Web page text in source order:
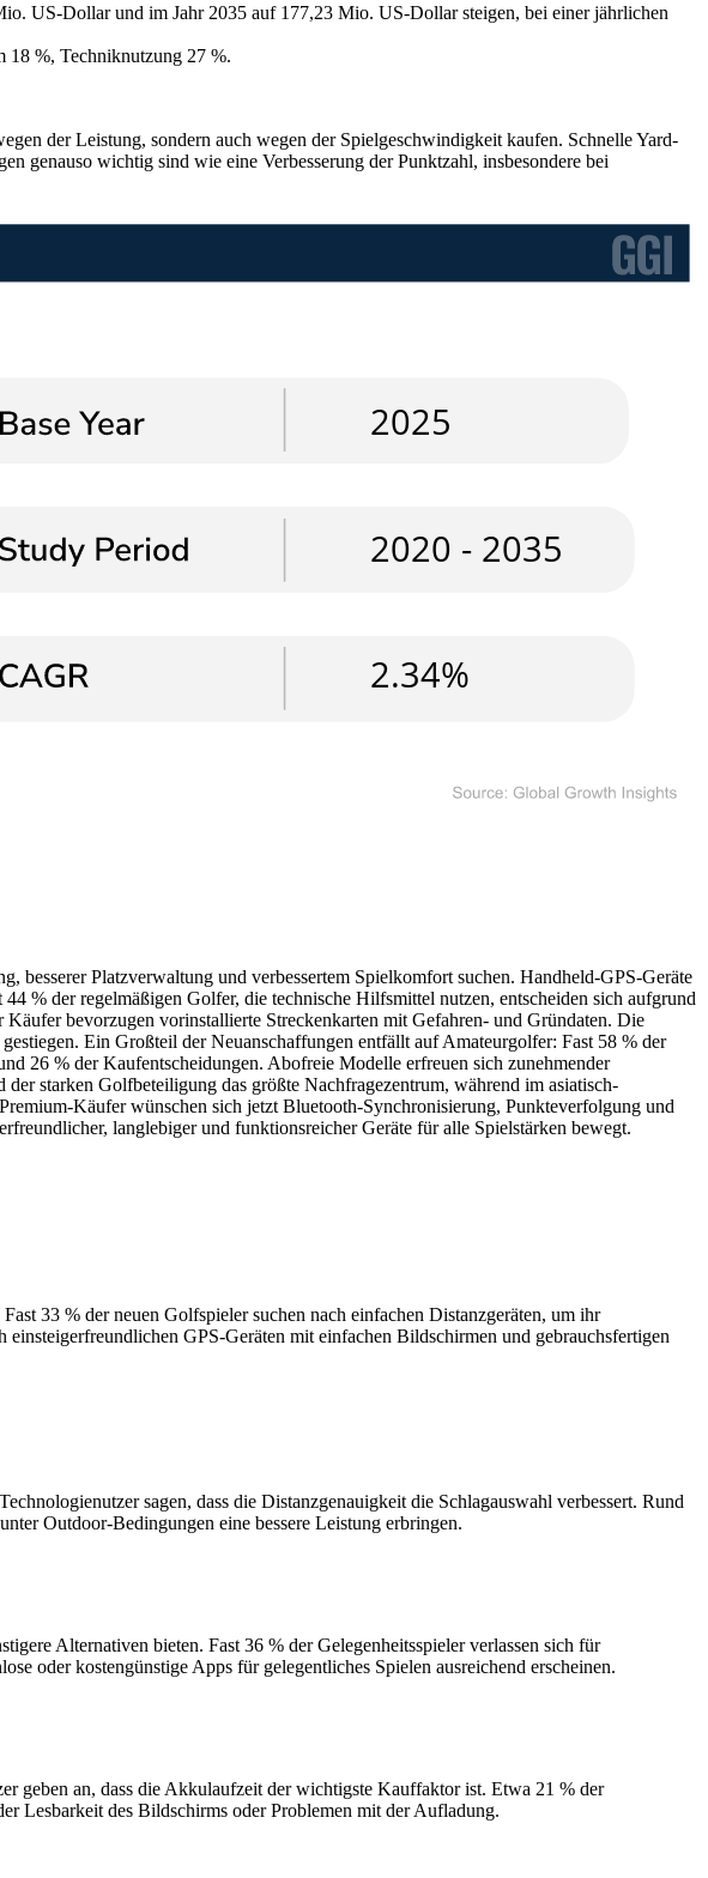
US-Dollar und im Jahr 2035 auf 177,23 Mio. US-Dollar steigen, bei einer jährlichen
18 %, Techniknutzung 27 %.
der Leistung, sondern auch wegen der Spielgeschwindigkeit kaufen. Schnelle Yard-
genauso wichtig sind wie eine Verbesserung der Punktzahl, insbesondere bei
besserer Platzverwaltung und verbessertem Spielkomfort suchen. Handheld-GPS-Geräte
% der regelmäßigen Golfer, die technische Hilfsmittel nutzen, entscheiden sich aufgrund
bevorzugen vorinstallierte Streckenkarten mit Gefahren- und Gründaten. Die
Ein Großteil der Neuanschaffungen entfällt auf Amateurgolfer: Fast 58 % der
26 % der Kaufentscheidungen. Abofreie Modelle erfreuen sich zunehmender
starken Golfbeteiligung das größte Nachfragezentrum, während im asiatisch-
Käufer wünschen sich jetzt Bluetooth-Synchronisierung, Punkteverfolgung und
langlebiger und funktionsreicher Geräte für alle Spielstärken bewegt.
33 % der neuen Golfspieler suchen nach einfachen Distanzgeräten, um ihr
GPS-Geräten mit einfachen Bildschirmen und gebrauchsfertigen
sagen, dass die Distanzgenauigkeit die Schlagauswahl verbessert. Rund
Outdoor-Bedingungen eine bessere Leistung erbringen.
Alternativen bieten. Fast 36 % der Gelegenheitsspieler verlassen sich für
oder kostengünstige Apps für gelegentliches Spielen ausreichend erscheinen.
geben an, dass die Akkulaufzeit der wichtigste Kauffaktor ist. Etwa 21 % der
Lesbarkeit des Bildschirms oder Problemen mit der Aufladung.